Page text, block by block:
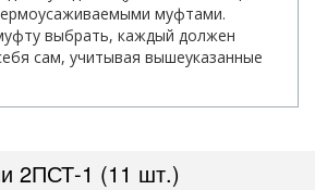
муфтами.
выбрать, каждый должен
сам, учитывая вышеуказанные
2ПСТ-1 (11 шт.)